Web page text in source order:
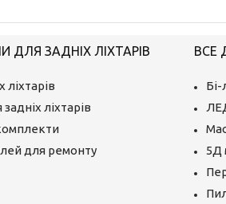
ДЛЯ ЗАДНІХ ЛІХТАРІВ
ліхтарів
ліхтарів
для ремонту
ВСЕ
Бі-
5Д